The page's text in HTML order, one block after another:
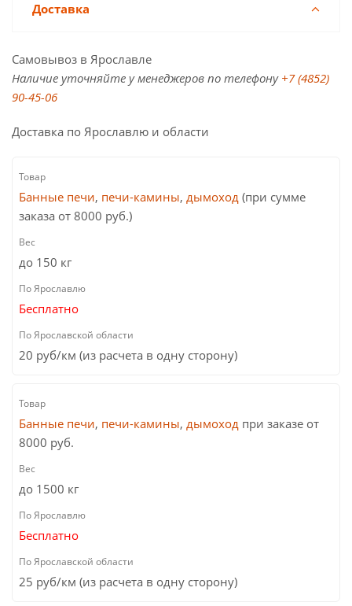
Доставка
Самовывоз в Ярославле
Наличие уточняйте у менеджеров по телефону +7 (4852)
90-45-06
Доставка по Ярославлю и области
Банные печи, печи-камины, дымоход (при сумме
заказа от 8000 руб.)
до 150 кг
Бесплатно
20 руб/км (из расчета в одну сторону)
Банные печи, печи-камины, дымоход при заказе от
8000 руб.
до 1500 кг
Бесплатно
25 руб/км (из расчета в одну сторону)